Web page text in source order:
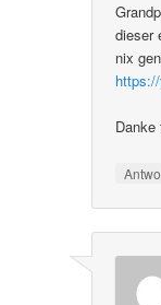
dieser
nix
Danke